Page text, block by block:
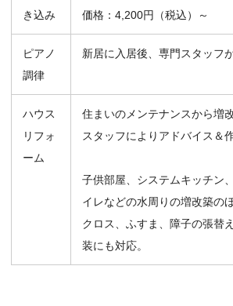
き込み
価格：4,200円（税込）～
ピアノ
調律
新居に入居後、専門スタッフ
ハウス
リフォ
ーム
住まいのメンテナンスから増
スタッフによりアドバイス＆
子供部屋、システムキッチン
イレなどの水周りの増改築の
クロス、ふすま、障子の張替
装にも対応。